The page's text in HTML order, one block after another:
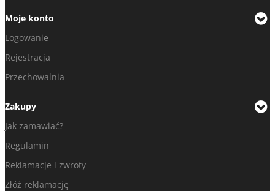
Moje konto
Logowanie
Rejestracja
Przechowalnia
Zakupy
Jak zamawiać?
Regulamin
Reklamacje i zwroty
Złóż reklamację